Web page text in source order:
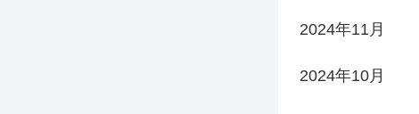
2024年11月
2024年10月